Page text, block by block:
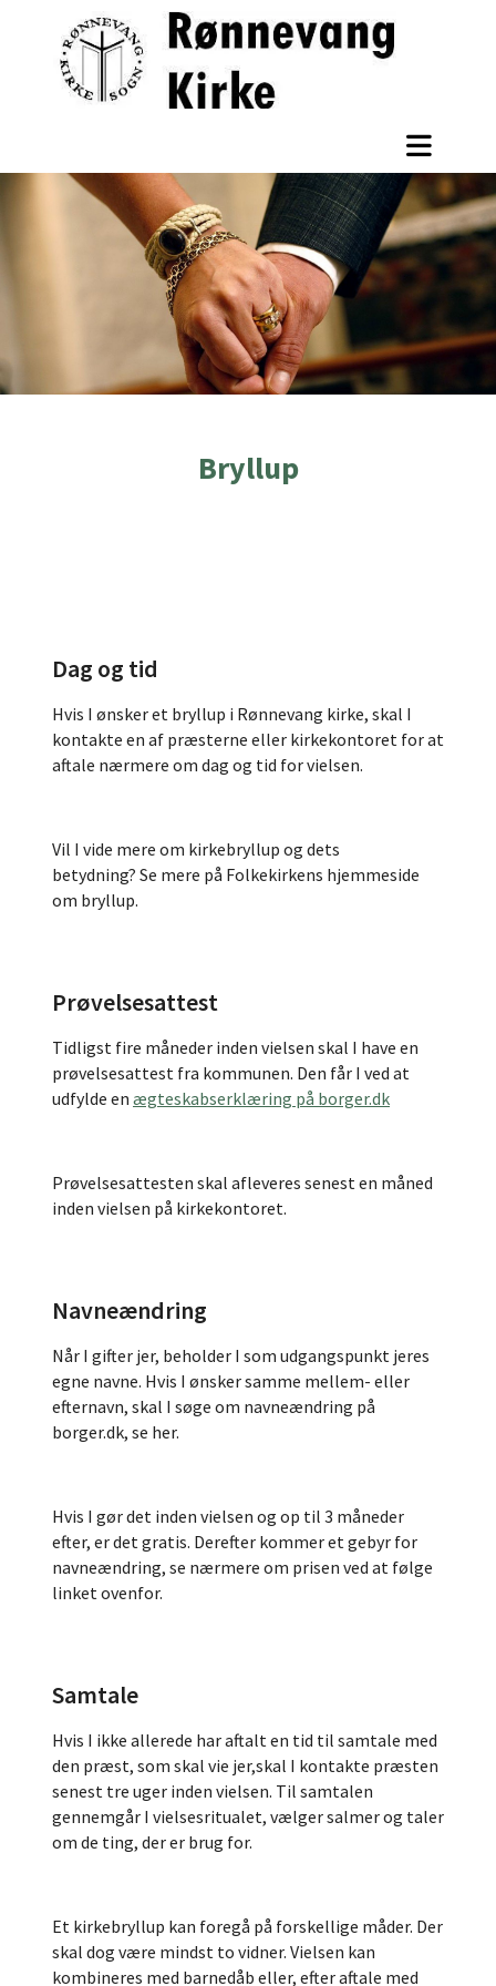
Bryllup
Dag og tid
Hvis I ønsker et bryllup i Rønnevang kirke, skal I
kontakte en af præsterne eller kirkekontoret for at
aftale nærmere om dag og tid for vielsen.
Vil I vide mere om kirkebryllup og dets
betydning? Se mere på Folkekirkens hjemmeside
om bryllup.
Prøvelsesattest
Tidligst fire måneder inden vielsen skal I have en
prøvelsesattest fra kommunen. Den får I ved at
udfylde en ægteskabserklæring på borger.dk
Prøvelsesattesten skal afleveres senest en måned
inden vielsen på kirkekontoret.
Navneændring
Når I gifter jer, beholder I som udgangspunkt jeres
egne navne. Hvis I ønsker samme mellem- eller
efternavn, skal I søge om navneændring på
borger.dk, se her.
Hvis I gør det inden vielsen og op til 3 måneder
efter, er det gratis. Derefter kommer et gebyr for
navneændring, se nærmere om prisen ved at følge
linket ovenfor.
Samtale
Hvis I ikke allerede har aftalt en tid til samtale med
den præst, som skal vie jer,skal I kontakte præsten
senest tre uger inden vielsen. Til samtalen
gennemgår I vielsesritualet, vælger salmer og taler
om de ting, der er brug for.
Et kirkebryllup kan foregå på forskellige måder. Der
skal dog være mindst to vidner. Vielsen kan
kombineres med barnedåb eller, efter aftale med